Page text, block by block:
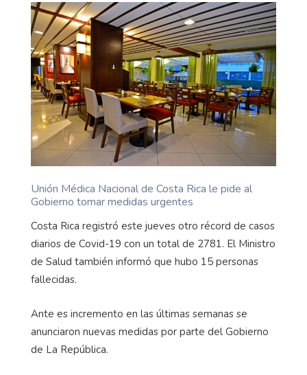
Unión Médica Nacional de Costa Rica le pide al
Gobierno tomar medidas urgentes
Costa Rica registró este jueves otro récord de casos
diarios de Covid-19 con un total de 2781. El Ministro
de Salud también informó que hubo 15 personas
fallecidas.
Ante es incremento en las últimas semanas se
anunciaron nuevas medidas por parte del Gobierno
de La República.